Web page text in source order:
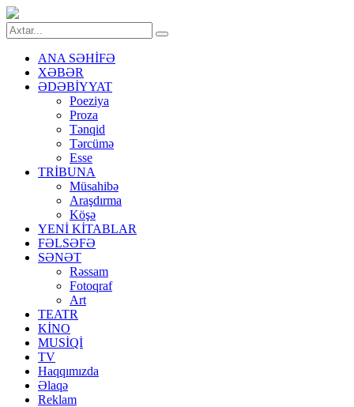
ANA SƏHİFƏ
XƏBƏR
ƏDƏBİYYAT
Poeziya
Proza
Tənqid
Tərcümə
Esse
TRİBUNA
Müsahibə
Araşdırma
Köşə
YENİ KİTABLAR
FƏLSƏFƏ
SƏNƏT
Rəssam
Fotoqraf
Art
TEATR
KİNO
MUSİQİ
TV
Haqqımızda
Əlaqə
Reklam